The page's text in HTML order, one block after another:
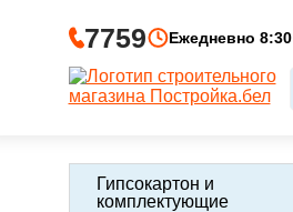
7759 Ежедневно
Гипсокартон и
комплектующие